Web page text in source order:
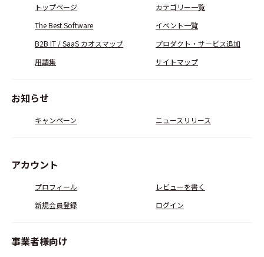
トップページ
カテゴリー一覧
The Best Software
イベント一覧
B2B IT / SaaS カオスマップ
プロダクト・サービス追加
用語集
サイトマップ
お知らせ
キャンペーン ニュースリリース
アカウント
プロフィール
レビューを書く
新規会員登録
ログイン
事業者様向け